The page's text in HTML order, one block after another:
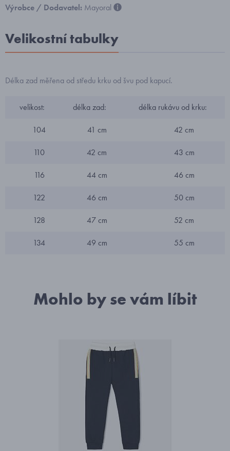
Výrobce / Dodavatel: Mayoral
Velikostní tabulky
Délka zad měřena od středu krku od švu pod kapucí.
velikost: délka zad: délka rukávu od krku:
104 41 cm 42 cm
110 42 cm 43 cm
116 44 cm 46 cm
122 46 cm 50 cm
128 47 cm 52 cm
134 49 cm 55 cm
Mohlo by se vám líbit